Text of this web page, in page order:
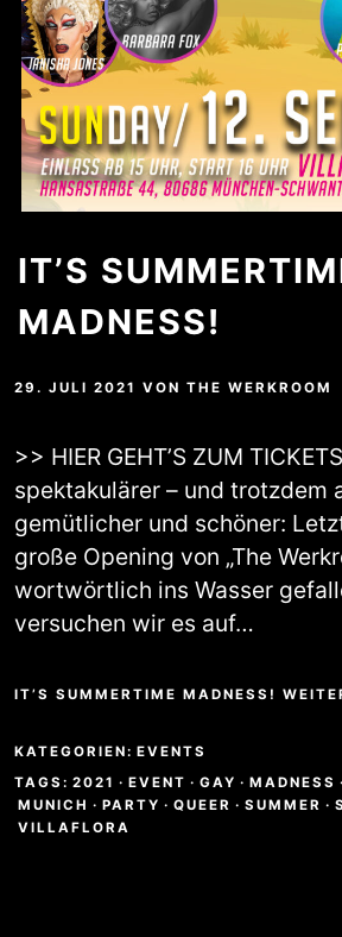
IT’S
MADNESS!
29. JULI 2021 VON THE WERKROOM
>> HIER GEHT’S ZUM
spektakulärer – und trotzdem
gemütlicher und schöner:
große Opening von „The
wortwörtlich ins Wasser
versuchen wir es auf…
IT’S SUMMERTIME MADNESS!
KATEGORIEN: EVENTS
TAGS: 2021 · EVENT · GAY · MADNESS ·
MUNICH · PARTY · QUEER · SUMMER ·
VILLAFLORA